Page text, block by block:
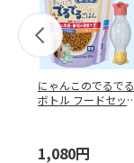
にゃんこのでるでる
ボトル フードセッ
1,080円